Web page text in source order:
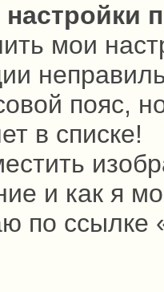
мои
пояс,
в списке!
и как я
по ссылке